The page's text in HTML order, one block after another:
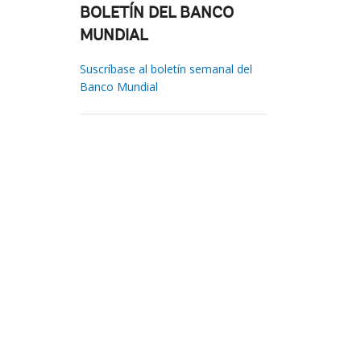
BOLETÍN DEL BANCO
MUNDIAL
Suscríbase al boletín semanal del
Banco Mundial